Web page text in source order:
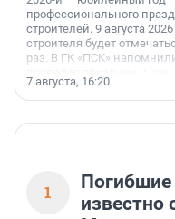
профессионального
строителей. 9 августа
строителя будет
раз. В ГК «ПСК»
поменялась роль
7 августа, 16:20
1
известно